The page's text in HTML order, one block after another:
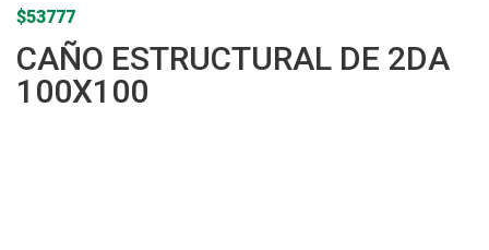
CAÑO ESTRUCTURAL DE 2DA
100X100
$53777